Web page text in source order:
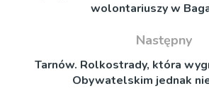
wolontariuszy w
Następny
Tarnów. Rolkostrady, która
Obywatelskim jednak